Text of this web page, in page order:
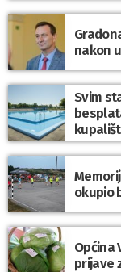
nakon
Svim
okupio
Općina
prijave